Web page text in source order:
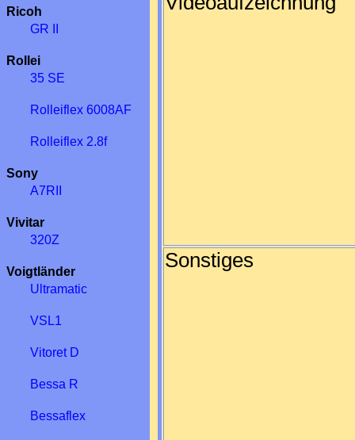
Ricoh
GR II
Rollei
35 SE
Rolleiflex 6008AF
Rolleiflex 2.8f
Sony
A7RII
Vivitar
320Z
Voigtländer
Ultramatic
VSL1
Vitoret D
Bessa R
Bessaflex
Sonstiges